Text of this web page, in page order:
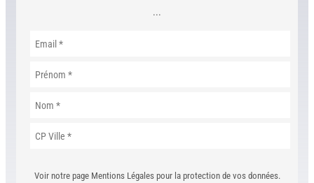
...
Voir notre page Mentions Légales pour la protection de vos données.